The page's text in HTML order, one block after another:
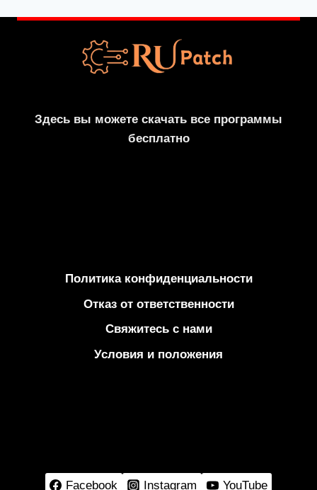
КЛЮЧ
Здесь вы можете скачать все программы
бесплатно
Политика конфиденциальности
Отказ от ответственности
Свяжитесь с нами
Условия и положения
Facebook Instagram YouTube